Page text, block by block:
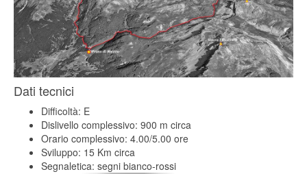
Dati tecnici
Difficoltà: E
Dislivello complessivo: 900 m circa
Orario complessivo: 4.00/5.00 ore
Sviluppo: 15 Km circa
Segnaletica: segni bianco-rossi